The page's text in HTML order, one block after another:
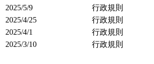
2025/5/9
行政規則
2025/4/25
行政規則
2025/4/1
行政規則
2025/3/10
行政規則